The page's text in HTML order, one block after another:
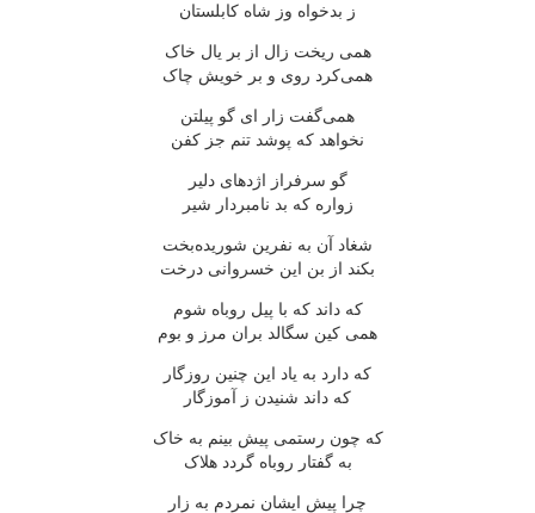
ز بدخواه وز شاه کابلستان
همی ریخت زال از بر یال خاک
همی‌کرد روی و بر خویش چاک
همی‌گفت زار ای گو پیلتن
نخواهد که پوشد تنم جز کفن
گو سرفراز اژدهای دلیر
زواره که بد نامبردار شیر
شغاد آن به نفرین شوریده‌بخت
بکند از بن این خسروانی درخت
که داند که با پیل روباه شوم
همی کین سگالد بران مرز و بوم
که دارد به یاد این چنین روزگار
که داند شنیدن ز آموزگار
که چون رستمی پیش بینم به خاک
به گفتار روباه گردد هلاک
چرا پیش ایشان نمردم به زار